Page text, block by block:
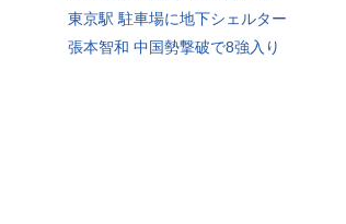
東京駅 駐車場に地下シェルター
張本智和 中国勢撃破で8強入り